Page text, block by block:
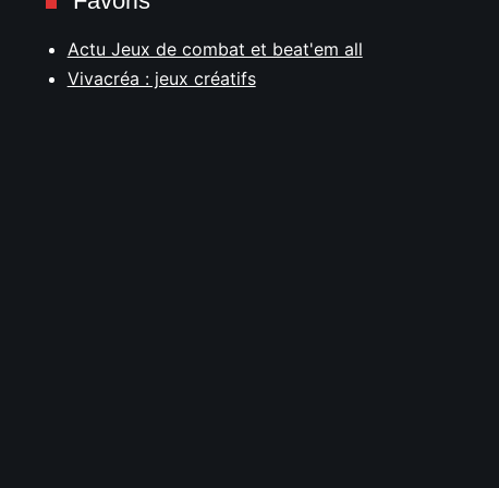
Actu Jeux de combat et beat'em all
Vivacréa : jeux créatifs